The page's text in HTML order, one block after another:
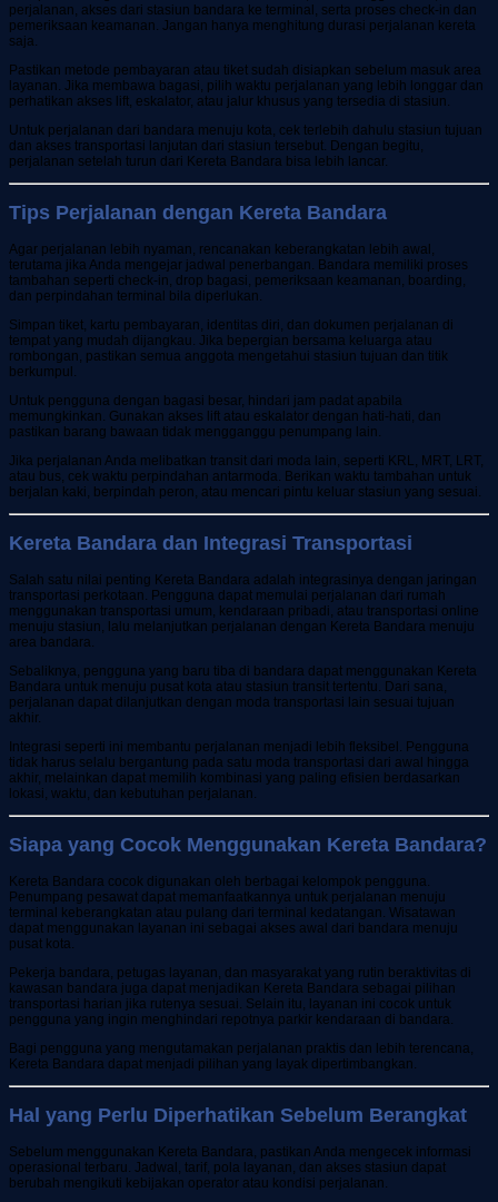
perjalanan, akses dari stasiun bandara ke terminal, serta proses check-in dan
pemeriksaan keamanan. Jangan hanya menghitung durasi perjalanan kereta
saja.
Pastikan metode pembayaran atau tiket sudah disiapkan sebelum masuk area
layanan. Jika membawa bagasi, pilih waktu perjalanan yang lebih longgar dan
perhatikan akses lift, eskalator, atau jalur khusus yang tersedia di stasiun.
Untuk perjalanan dari bandara menuju kota, cek terlebih dahulu stasiun tujuan
dan akses transportasi lanjutan dari stasiun tersebut. Dengan begitu,
perjalanan setelah turun dari Kereta Bandara bisa lebih lancar.
Tips Perjalanan dengan Kereta Bandara
Agar perjalanan lebih nyaman, rencanakan keberangkatan lebih awal,
terutama jika Anda mengejar jadwal penerbangan. Bandara memiliki proses
tambahan seperti check-in, drop bagasi, pemeriksaan keamanan, boarding,
dan perpindahan terminal bila diperlukan.
Simpan tiket, kartu pembayaran, identitas diri, dan dokumen perjalanan di
tempat yang mudah dijangkau. Jika bepergian bersama keluarga atau
rombongan, pastikan semua anggota mengetahui stasiun tujuan dan titik
berkumpul.
Untuk pengguna dengan bagasi besar, hindari jam padat apabila
memungkinkan. Gunakan akses lift atau eskalator dengan hati-hati, dan
pastikan barang bawaan tidak mengganggu penumpang lain.
Jika perjalanan Anda melibatkan transit dari moda lain, seperti KRL, MRT, LRT,
atau bus, cek waktu perpindahan antarmoda. Berikan waktu tambahan untuk
berjalan kaki, berpindah peron, atau mencari pintu keluar stasiun yang sesuai.
Kereta Bandara dan Integrasi Transportasi
Salah satu nilai penting Kereta Bandara adalah integrasinya dengan jaringan
transportasi perkotaan. Pengguna dapat memulai perjalanan dari rumah
menggunakan transportasi umum, kendaraan pribadi, atau transportasi online
menuju stasiun, lalu melanjutkan perjalanan dengan Kereta Bandara menuju
area bandara.
Sebaliknya, pengguna yang baru tiba di bandara dapat menggunakan Kereta
Bandara untuk menuju pusat kota atau stasiun transit tertentu. Dari sana,
perjalanan dapat dilanjutkan dengan moda transportasi lain sesuai tujuan
akhir.
Integrasi seperti ini membantu perjalanan menjadi lebih fleksibel. Pengguna
tidak harus selalu bergantung pada satu moda transportasi dari awal hingga
akhir, melainkan dapat memilih kombinasi yang paling efisien berdasarkan
lokasi, waktu, dan kebutuhan perjalanan.
Siapa yang Cocok Menggunakan Kereta Bandara?
Kereta Bandara cocok digunakan oleh berbagai kelompok pengguna.
Penumpang pesawat dapat memanfaatkannya untuk perjalanan menuju
terminal keberangkatan atau pulang dari terminal kedatangan. Wisatawan
dapat menggunakan layanan ini sebagai akses awal dari bandara menuju
pusat kota.
Pekerja bandara, petugas layanan, dan masyarakat yang rutin beraktivitas di
kawasan bandara juga dapat menjadikan Kereta Bandara sebagai pilihan
transportasi harian jika rutenya sesuai. Selain itu, layanan ini cocok untuk
pengguna yang ingin menghindari repotnya parkir kendaraan di bandara.
Bagi pengguna yang mengutamakan perjalanan praktis dan lebih terencana,
Kereta Bandara dapat menjadi pilihan yang layak dipertimbangkan.
Hal yang Perlu Diperhatikan Sebelum Berangkat
Sebelum menggunakan Kereta Bandara, pastikan Anda mengecek informasi
operasional terbaru. Jadwal, tarif, pola layanan, dan akses stasiun dapat
berubah mengikuti kebijakan operator atau kondisi perjalanan.